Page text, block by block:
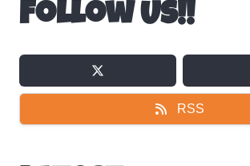
Follow Us!!
RSS